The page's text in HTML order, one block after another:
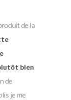
de la
bien
de
je me